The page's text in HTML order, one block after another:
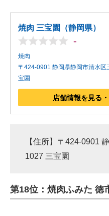
焼肉 三宝園（静岡県）
-
焼肉
〒424-0901 静岡県静岡市清水区
宝園
店舗情報を見る
【住所】〒424-0901
1027 三宝園
第18位：焼肉ふみた 徳